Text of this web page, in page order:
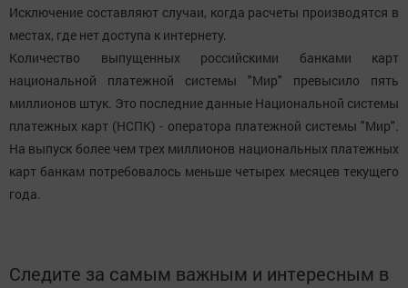
Исключение составляют случаи, когда расчеты производятся в
местах, где нет доступа к интернету.
Количество выпущенных российскими банками карт
национальной платежной системы "Мир" превысило пять
миллионов штук. Это последние данные Национальной системы
платежных карт (НСПК) - оператора платежной системы "Мир".
На выпуск более чем трех миллионов национальных платежных
карт банкам потребовалось меньше четырех месяцев текущего
года.
Следите за самым важным и интересным в